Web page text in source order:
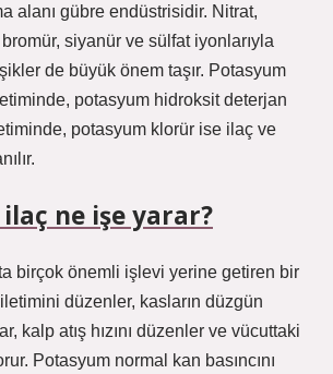
alanı gübre endüstrisidir. Nitrat,
siyanür ve sülfat iyonlarıyla
de büyük önem taşır. Potasyum
potasyum hidroksit deterjan
potasyum klorür ise ilaç ve
ne işe yarar?
birçok önemli işlevi yerine getiren bir
düzenler, kasların düzgün
kalp atış hızını düzenler ve vücuttaki
Potasyum normal kan basıncını